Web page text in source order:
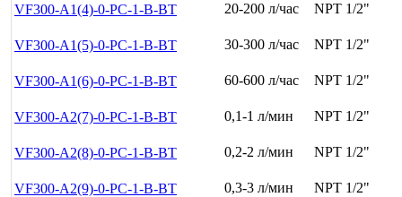
VF300-A1(4)-0-PC-1-B-BT 20-200 л/час NPT 1/2"
VF300-A1(5)-0-PC-1-B-BT 30-300 л/час NPT 1/2"
VF300-A1(6)-0-PC-1-B-BT 60-600 л/час NPT 1/2"
VF300-A2(7)-0-PC-1-B-BT 0,1-1 л/мин NPT 1/2"
VF300-A2(8)-0-PC-1-B-BT 0,2-2 л/мин NPT 1/2"
VF300-A2(9)-0-PC-1-B-BT 0,3-3 л/мин NPT 1/2"